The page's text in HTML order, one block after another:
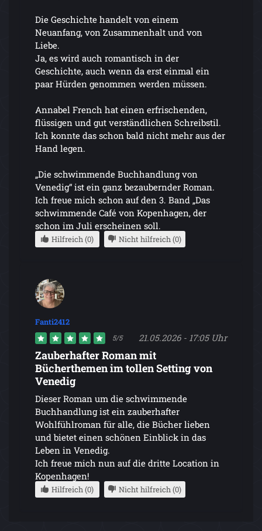
Die Geschichte handelt von einem
Neuanfang, von Zusammenhalt und von
Liebe.
Ja, es wird auch romantisch in der
Geschichte, auch wenn da erst einmal ein
paar Hürden genommen werden müssen.
Annabel French hat einen erfrischenden,
flüssigen und gut verständlichen Schreibstil.
Ich konnte das schon bald nicht mehr aus der
Hand legen.
„Die schwimmende Buchhandlung von
Venedig“ ist ein ganz bezaubernder Roman.
Ich freue mich schon auf den 3. Band „Das
schwimmende Café von Kopenhagen, der
schon im Juli erscheinen soll.
Hilfreich (0) Nicht hilfreich (0)
Fanti2412
5/5 21.05.2026 - 17:05 Uhr
Zauberhafter Roman mit
Bücherthemen im tollen Setting von
Venedig
Dieser Roman um die schwimmende
Buchhandlung ist ein zauberhafter
Wohlfühlroman für alle, die Bücher lieben
und bietet einen schönen Einblick in das
Leben in Venedig.
Ich freue mich nun auf die dritte Location in
Kopenhagen!
Hilfreich (0) Nicht hilfreich (0)